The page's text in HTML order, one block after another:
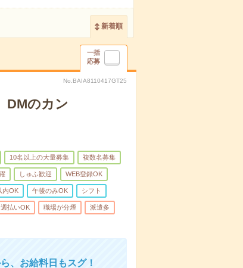
新着順
一括
応募
No.BAIA8110417GT25
DMのカン
10名以上の大量募集 複数名募集
しゅふ歓迎 WEB登録OK
内OK 午後のみOK シフト
週払いOK 職場が分煙 派遣多
、お給料日もスグ！